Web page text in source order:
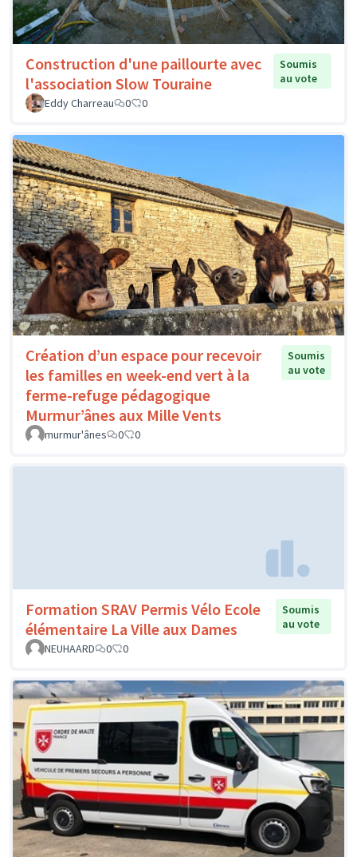
Construction d'une paillourte avec
l'association Slow Touraine
Soumis
au vote
Eddy Charreau
0 0
Création d’un espace pour recevoir
les familles en week-end vert à la
ferme-refuge pédagogique
Murmur’ânes aux Mille Vents
Soumis
au vote
murmur'ânes 0 0
Formation SRAV Permis Vélo Ecole
élémentaire La Ville aux Dames
Soumis
au vote
NEUHAARD
0 0